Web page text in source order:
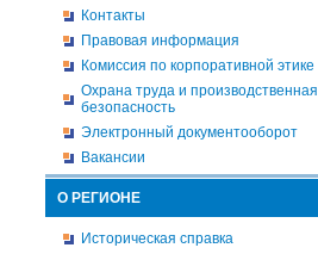
Контакты
Правовая информация
Комиссия по корпоративной этике
Охрана труда и производственная
безопасность
Электронный документооборот
Вакансии
О РЕГИОНЕ
Историческая справка